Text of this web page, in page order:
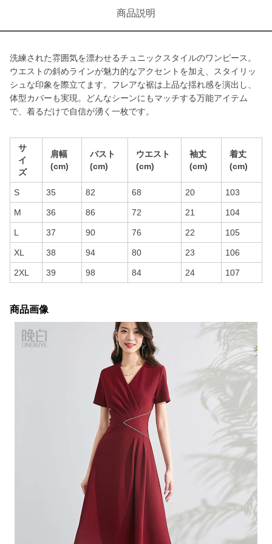
商品説明
洗練された雰囲気を漂わせるチュニックスタイルのワンピース。
ウエストの斜めラインが魅力的なアクセントを加え、スタイリッ
シュな印象を際立てます。フレアな裾は上品な揺れ感を演出し、
体型カバーも実現。どんなシーンにもマッチする万能アイテム
で、着るだけで自信が湧く一枚です。
サ
イ
ズ
肩幅
(cm)
バスト
(cm)
ウエスト
(cm)
袖丈
(cm)
着丈
(cm)
S 35 82 68 20 103
M 36 86 72 21 104
L 37 90 76 22 105
XL 38 94 80 23 106
2XL 39 98 84 24 107
商品画像